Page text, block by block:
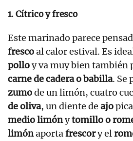
1. Cítrico y fresco
Este marinado parece
frescoal calor estival. Es
polloy va muy bien también
carne de cadera o babilla. Se
zumode un limón, cuatro
de oliva, un diente de ajo
medio limónytomillo o
limónaportafrescory el